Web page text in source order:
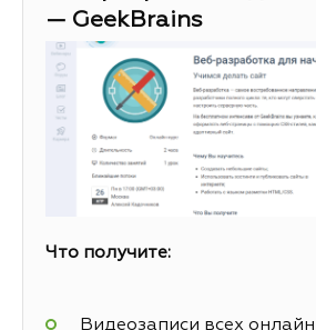
— GeekBrains
Что получите:
Видеозаписи всех